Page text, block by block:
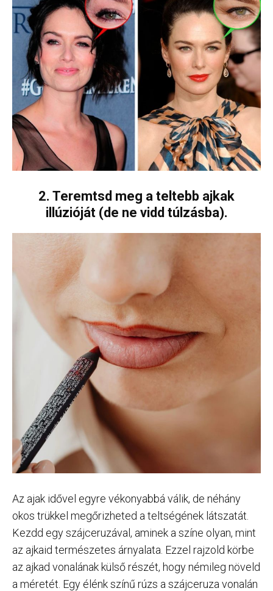
2. Teremtsd meg a teltebb ajkak
illúzióját (de ne vidd túlzásba).
Az ajak idővel egyre vékonyabbá válik, de néhány
okos trükkel megőrizheted a teltségének látszatát.
Kezdd egy szájceruzával, aminek a színe olyan, mint
az ajkaid természetes árnyalata. Ezzel rajzold körbe
az ajkad vonalának külső részét, hogy némileg növeld
a méretét. Egy élénk színű rúzs a szájceruza vonalán